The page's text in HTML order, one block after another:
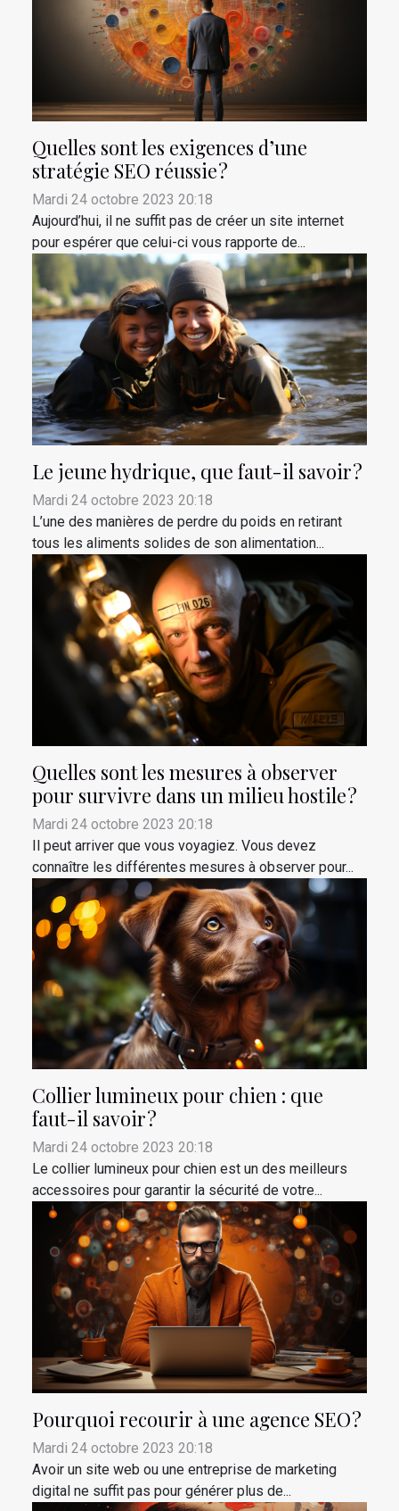
Quelles sont les exigences d’une
stratégie SEO réussie ?
Mardi 24 octobre 2023 20:18
Aujourd’hui, il ne suffit pas de créer un site internet
pour espérer que celui-ci vous rapporte de...
Le jeune hydrique, que faut-il savoir ?
Mardi 24 octobre 2023 20:18
L’une des manières de perdre du poids en retirant
tous les aliments solides de son alimentation...
Quelles sont les mesures à observer
pour survivre dans un milieu hostile ?
Mardi 24 octobre 2023 20:18
Il peut arriver que vous voyagiez. Vous devez
connaître les différentes mesures à observer pour...
Collier lumineux pour chien : que
faut-il savoir ?
Mardi 24 octobre 2023 20:18
Le collier lumineux pour chien est un des meilleurs
accessoires pour garantir la sécurité de votre...
Pourquoi recourir à une agence SEO ?
Mardi 24 octobre 2023 20:18
Avoir un site web ou une entreprise de marketing
digital ne suffit pas pour générer plus de...